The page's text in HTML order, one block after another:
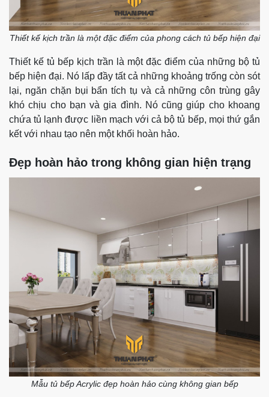
Thiết kế kịch trần là một đặc điểm của phong cách tủ bếp hiện đại
Thiết kế tủ bếp kịch trần là một đặc điểm của những bộ tủ
bếp hiện đại. Nó lấp đầy tất cả những khoảng trống còn sót
lại, ngăn chặn bụi bẩn tích tụ và cả những côn trùng gây
khó chịu cho bạn và gia đình. Nó cũng giúp cho khoang
chứa tủ lạnh được liền mạch với cả bộ tủ bếp, mọi thứ gắn
kết với nhau tạo nên một khối hoàn hảo.
Đẹp hoàn hảo trong không gian hiện trạng
Mẫu tủ bếp Acrylic đẹp hoàn hảo cùng không gian bếp